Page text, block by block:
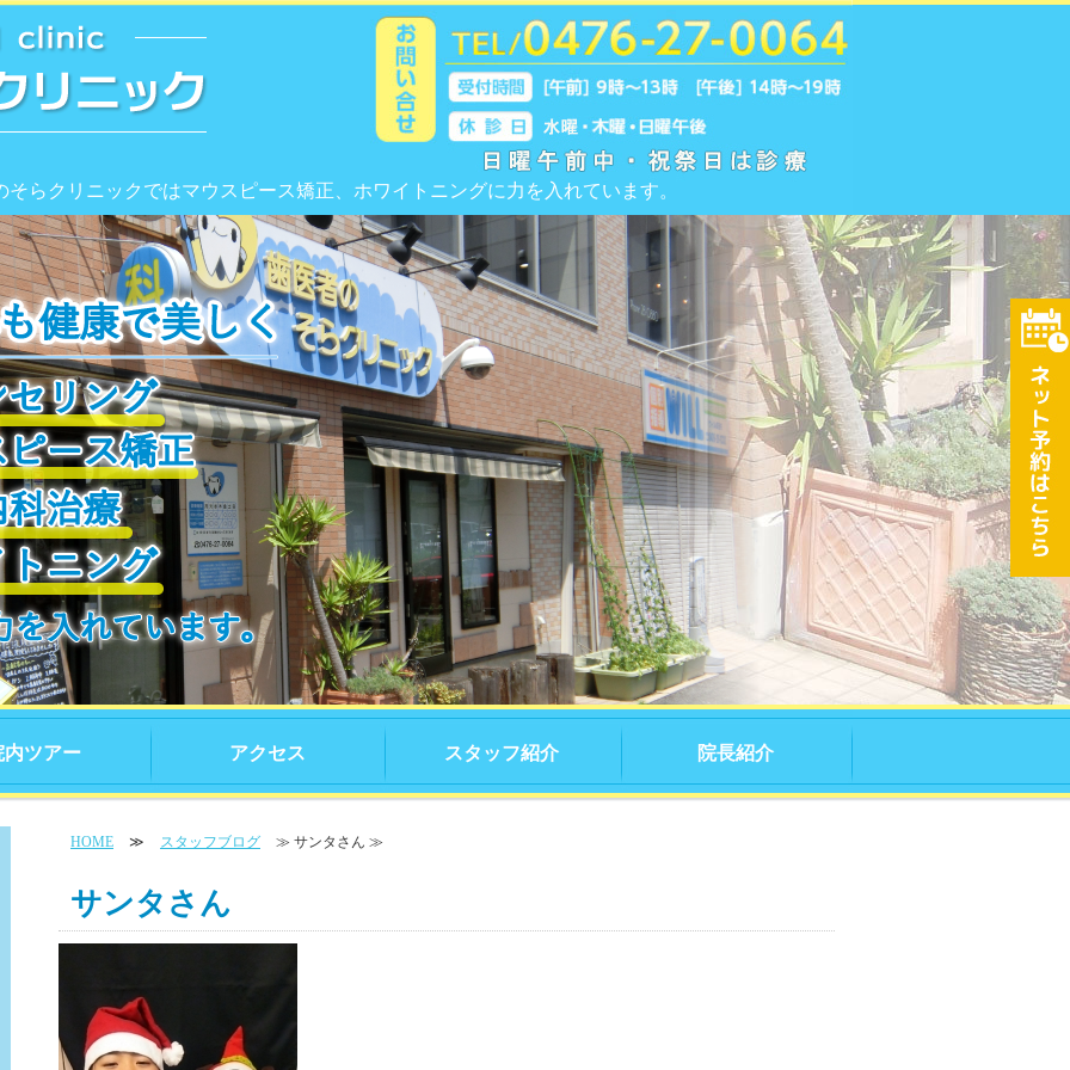
信頼できる歯医者のそらクリニック｜千葉県成田市
そらクリニックではマウスピース矯正、ホワイトニングに力を入れています。
内ツアー アクセス スタッフ紹介 院長紹介
HOME ≫ スタッフブログ ≫ サンタさん ≫
サンタさん